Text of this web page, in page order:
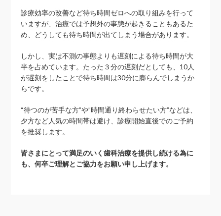
診療効率の改善など待ち時間ゼロへの取り組みを行って
いますが、治療では予想外の事態が起きることもあるた
め、どうしても待ち時間が出てしまう場合があります。
しかし、実は不測の事態よりも遅刻による待ち時間が大
半を占めています。たった３分の遅刻だとしても、10人
が遅刻をしたことで待ち時間は30分に膨らんでしまうか
らです。
“待つのが苦手な方”や”時間通り終わらせたい方”などは、
夕方など人気の時間帯は避け、診療開始直後でのご予約
を推奨します。
皆さまにとって満足のいく歯科治療を提供し続ける為に
も、何卒ご理解とご協力をお願い申し上げます。